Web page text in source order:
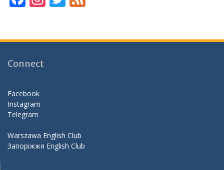
b
o
k
gr er d
Connect
Facebook
Instagram
Telegram
Warszawa English Club
Запоріжжя English Club